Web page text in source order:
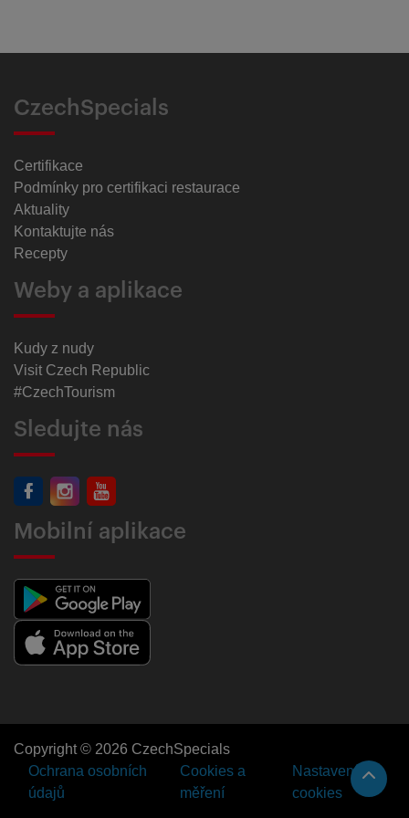
CzechSpecials
Certifikace
Podmínky pro certifikaci restaurace
Aktuality
Kontaktujte nás
Recepty
Weby a aplikace
Kudy z nudy
Visit Czech Republic
#CzechTourism
Sledujte nás
Mobilní aplikace
Copyright © 2026 CzechSpecials
Ochrana osobních
údajů
Cookies a
měření
Nastavení
cookies